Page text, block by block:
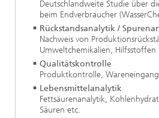
Deutschlandweite Studie über
beim Endverbraucher
Rückstandsanalytik /
Nachweis von
Umweltchemikalien, Hilfsstoffen
Qualitätskontrolle
Produktkontrolle,
Lebensmittelanalytik
Fettsäurenanalytik,
Säuren etc.